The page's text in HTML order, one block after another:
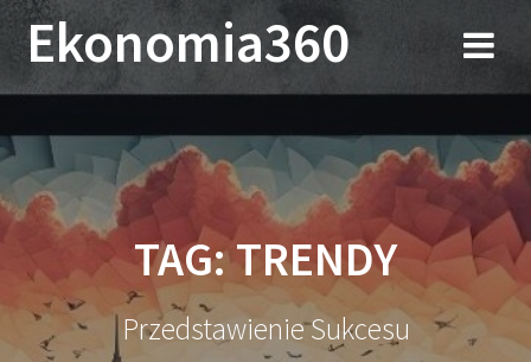
do
treści
Ekonomia360
TAG:TRENDY
Przedstawienie Sukcesu